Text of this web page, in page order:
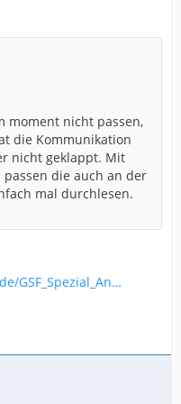
moment nicht passen,
die Kommunikation
nicht geklappt. Mit
die auch an der
mal durchlesen.
GSF_Spezial_An…